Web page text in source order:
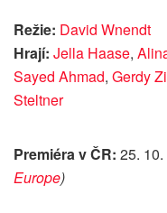
Režie: David Wnendt
Hrají: Jella Haase,
Sayed Ahmad, Gerdy
Steltner
Premiéra v ČR: 25.
Europe)